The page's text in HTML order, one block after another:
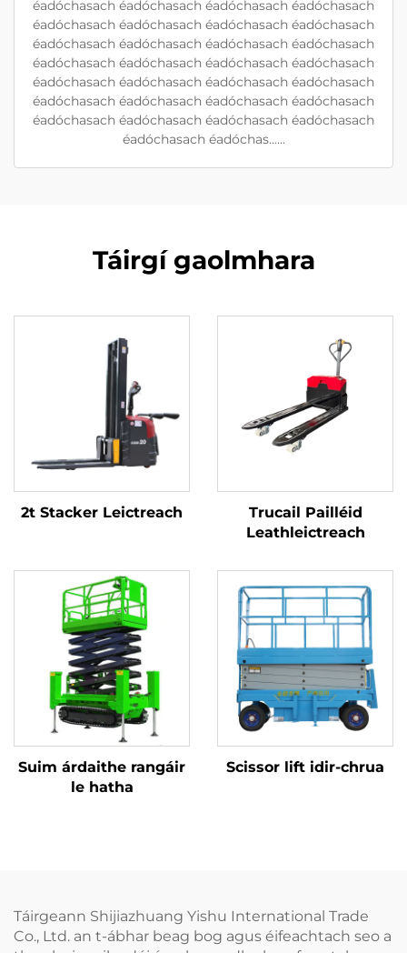
éadóchasach éadóchasach éadóchasach éadóchasach
éadóchasach éadóchasach éadóchasach éadóchasach
éadóchasach éadóchasach éadóchasach éadóchasach
éadóchasach éadóchasach éadóchasach éadóchasach
éadóchasach éadóchasach éadóchasach éadóchasach
éadóchasach éadóchasach éadóchasach éadóchasach
éadóchasach éadóchasach éadóchasach éadóchasach
éadóchasach éadóchas......
Táirgí gaolmhara
2t Stacker Leictreach
Trucail Pailléid
Leathleictreach
Suim árdaithe rangáir
le hatha
Scissor lift idir-chrua
Táirgeann Shijiazhuang Yishu International Trade
Co., Ltd. an t-ábhar beag bog agus éifeachtach seo a